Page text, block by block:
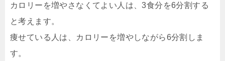
カロリーを増やさなくてよい人は、3食分を6分割する
と考えます。
痩せている人は、カロリーを増やしながら6分割しま
す。